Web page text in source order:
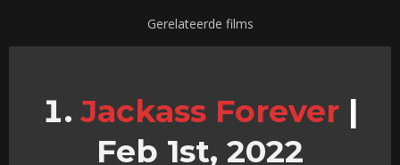
Gerelateerde films
Jackass Forever |
Feb 1st, 2022